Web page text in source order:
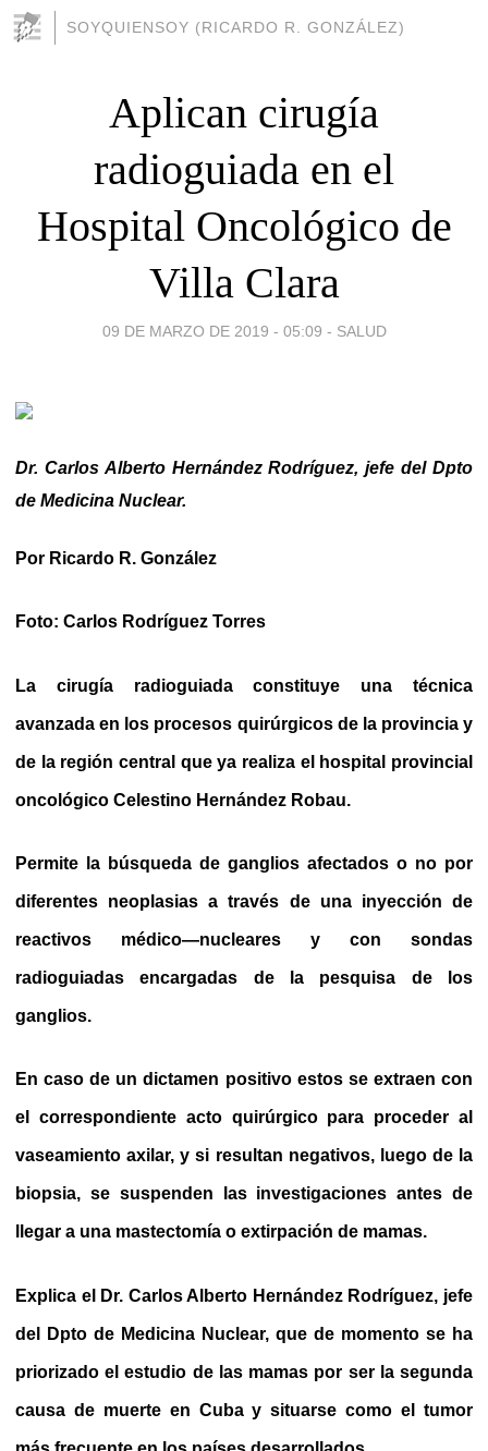
SOYQUIENSOY (RICARDO R. GONZÁLEZ)
Aplican cirugía
radioguiada en el
Hospital Oncológico de
Villa Clara
09 DE MARZO DE 2019 - 05:09 - SALUD
Dr. Carlos Alberto Hernández Rodríguez, jefe del Dpto
de Medicina Nuclear.
Por Ricardo R. González
Foto: Carlos Rodríguez Torres
La cirugía radioguiada constituye una técnica
avanzada en los procesos quirúrgicos de la provincia y
de la región central que ya realiza el hospital provincial
oncológico Celestino Hernández Robau.
Permite la búsqueda de ganglios afectados o no por
diferentes neoplasias a través de una inyección de
reactivos médico—nucleares y con sondas
radioguiadas encargadas de la pesquisa de los
ganglios.
En caso de un dictamen positivo estos se extraen con
el correspondiente acto quirúrgico para proceder al
vaseamiento axilar, y si resultan negativos, luego de la
biopsia, se suspenden las investigaciones antes de
llegar a una mastectomía o extirpación de mamas.
Explica el Dr. Carlos Alberto Hernández Rodríguez, jefe
del Dpto de Medicina Nuclear, que de momento se ha
priorizado el estudio de las mamas por ser la segunda
causa de muerte en Cuba y situarse como el tumor